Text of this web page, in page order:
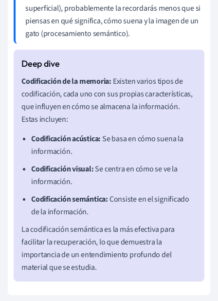
superficial), probablemente la recordarás menos que si
piensas en qué significa, cómo suena y la imagen de un
gato (procesamiento semántico).
Codificación de la memoria: Existen varios tipos de
codificación, cada uno con sus propias características,
que influyen en cómo se almacena la información.
Estas incluyen:
Codificación acústica: Se basa en cómo suena la
información.
Codificación visual:Se centra en cómo se ve la
información.
Codificación semántica:Consiste en el significado
de la información.
La codificación semántica es la más efectiva para
facilitar la recuperación, lo que demuestra la
importancia de un entendimiento profundo del
material que se estudia.